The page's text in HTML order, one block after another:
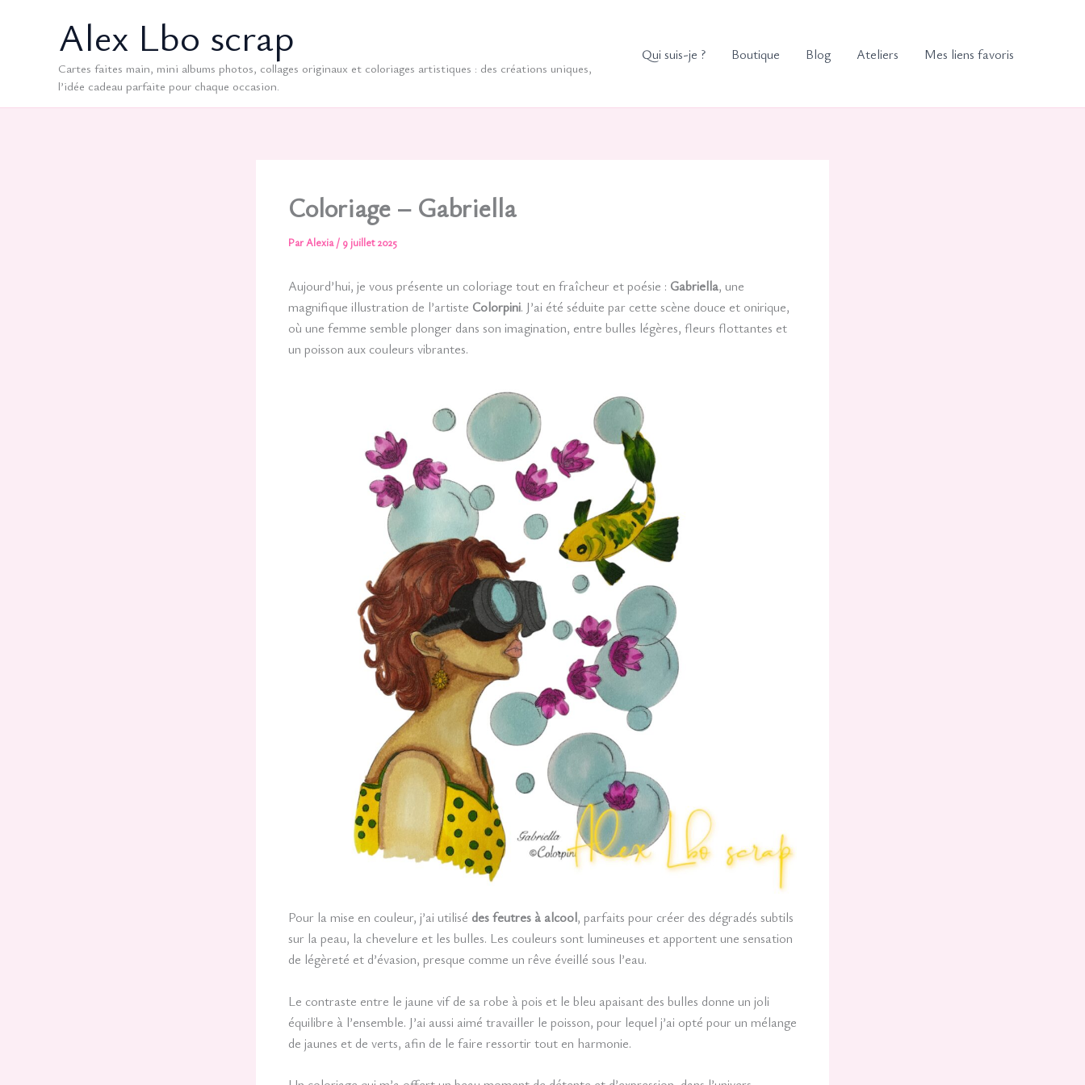
Alex Lbo scrap
Cartes faites main, mini albums photos, collages originaux et coloriages artistiques : des créations uniques,
l’idée cadeau parfaite pour chaque occasion.
Qui suis-je ? Boutique Blog Ateliers Mes liens favoris
Coloriage – Gabriella
ParAlexia/ 9 juillet 2025
Aujourd’hui, je vous présente un coloriage tout en fraîcheur et poésie : Gabriella, une
magnifique illustration de l’artiste Colorpini. J’ai été séduite par cette scène douce et onirique,
où une femme semble plonger dans son imagination, entre bulles légères, fleurs flottantes et
un poisson aux couleurs vibrantes.
Pour la mise en couleur, j’ai utilisé des feutres à alcool, parfaits pour créer des dégradés subtils
sur la peau, la chevelure et les bulles. Les couleurs sont lumineuses et apportent une sensation
de légèreté et d’évasion, presque comme un rêve éveillé sous l’eau.
Le contraste entre le jaune vif de sa robe à pois et le bleu apaisant des bulles donne un joli
équilibre à l’ensemble. J’ai aussi aimé travailler le poisson, pour lequel j’ai opté pour un mélange
de jaunes et de verts, afin de le faire ressortir tout en harmonie.